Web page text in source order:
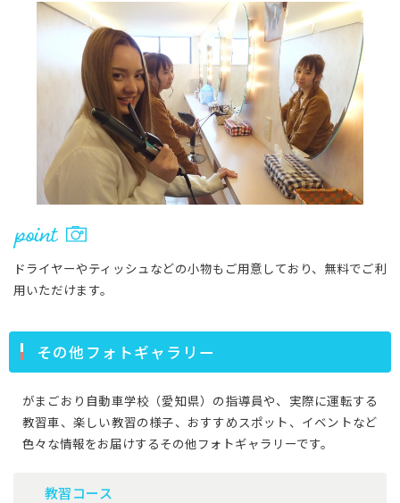
ドライヤーやティッシュなどの小物もご用意しており、無料でご利
用いただけます。
その他フォトギャラリー
がまごおり自動車学校（愛知県）の指導員や、実際に運転する
教習車、楽しい教習の様子、おすすめスポット、イベントなど
色々な情報をお届けするその他フォトギャラリーです。
教習コース